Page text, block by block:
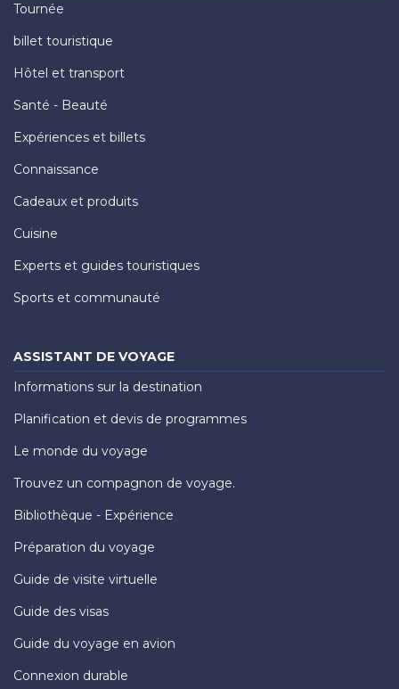
Tournée
billet touristique
Hôtel et transport
Santé - Beauté
Expériences et billets
Connaissance
Cadeaux et produits
Cuisine
Experts et guides touristiques
Sports et communauté
ASSISTANT DE VOYAGE
Informations sur la destination
Planification et devis de programmes
Le monde du voyage
Trouvez un compagnon de voyage.
Bibliothèque - Expérience
Préparation du voyage
Guide de visite virtuelle
Guide des visas
Guide du voyage en avion
Connexion durable